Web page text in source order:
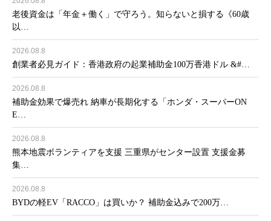
老後資金は「年金＋働く」で守ろう。知らないと損する《60歳
以…
2026.08.8
創業者必見ガイド：香港政府の起業補助金100万香港ドル &#…
2026.08.8
補助金効果で爆売れ 納車が長期化する「ホンダ・スーパーON
E…
2026.08.8
熊本地震ボランティアを支援 三重県がセンター設置 支援金募
集…
2026.08.8
BYDの軽EV「RACCO」は買いか？ 補助金込みで200万…